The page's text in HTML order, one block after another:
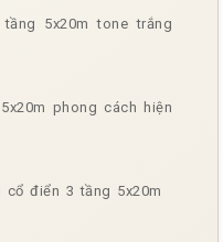
5x20m tone trắng
phong cách hiện
cổ điển 3 tầng 5x20m